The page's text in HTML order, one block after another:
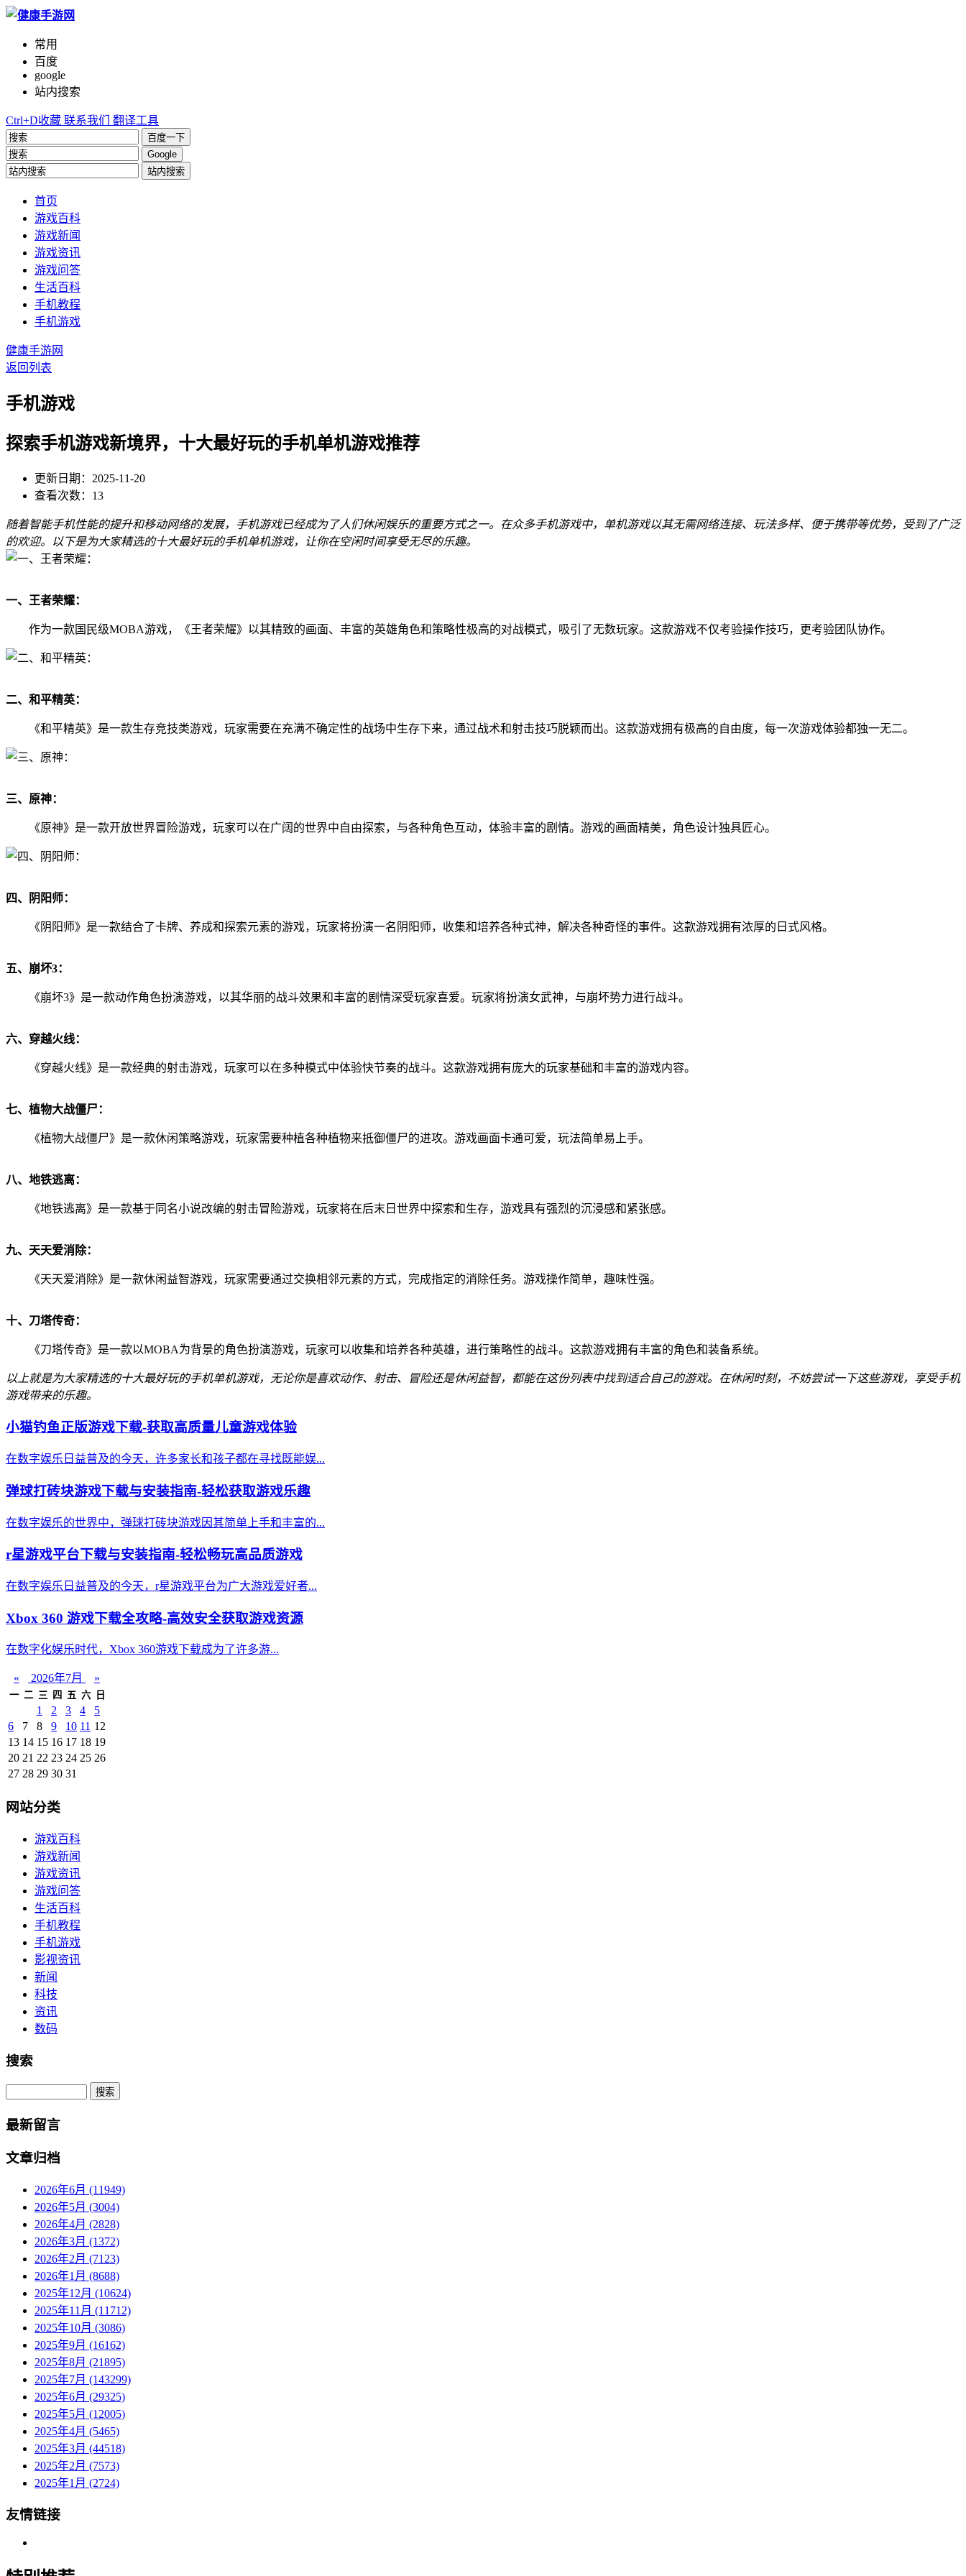
常用
百度
google
站内搜索
Ctrl+D收藏 联系我们 翻译工具
百度一下
Google
站内搜索
首页
游戏百科
游戏新闻
游戏资讯
游戏问答
生活百科
手机教程
手机游戏
健康手游网
返回列表
手机游戏
探索手机游戏新境界，十大最好玩的手机单机游戏推荐
更新日期：2025-11-20
查看次数：13
随着智能手机性能的提升和移动网络的发展，手机游戏已经成为了人们休闲娱乐的重要方式之一。在众多手机游戏中，单机游戏以其无需网络连接、玩法多样、便于携带等优势，受到了广泛
的欢迎。以下是为大家精选的十大最好玩的手机单机游戏，让你在空闲时间享受无尽的乐趣。
一、王者荣耀：
作为一款国民级MOBA游戏，《王者荣耀》以其精致的画面、丰富的英雄角色和策略性极高的对战模式，吸引了无数玩家。这款游戏不仅考验操作技巧，更考验团队协作。
二、和平精英：
《和平精英》是一款生存竞技类游戏，玩家需要在充满不确定性的战场中生存下来，通过战术和射击技巧脱颖而出。这款游戏拥有极高的自由度，每一次游戏体验都独一无二。
三、原神：
《原神》是一款开放世界冒险游戏，玩家可以在广阔的世界中自由探索，与各种角色互动，体验丰富的剧情。游戏的画面精美，角色设计独具匠心。
四、阴阳师：
《阴阳师》是一款结合了卡牌、养成和探索元素的游戏，玩家将扮演一名阴阳师，收集和培养各种式神，解决各种奇怪的事件。这款游戏拥有浓厚的日式风格。
五、崩坏3：
《崩坏3》是一款动作角色扮演游戏，以其华丽的战斗效果和丰富的剧情深受玩家喜爱。玩家将扮演女武神，与崩坏势力进行战斗。
六、穿越火线：
《穿越火线》是一款经典的射击游戏，玩家可以在多种模式中体验快节奏的战斗。这款游戏拥有庞大的玩家基础和丰富的游戏内容。
七、植物大战僵尸：
《植物大战僵尸》是一款休闲策略游戏，玩家需要种植各种植物来抵御僵尸的进攻。游戏画面卡通可爱，玩法简单易上手。
八、地铁逃离：
《地铁逃离》是一款基于同名小说改编的射击冒险游戏，玩家将在后末日世界中探索和生存，游戏具有强烈的沉浸感和紧张感。
九、天天爱消除：
《天天爱消除》是一款休闲益智游戏，玩家需要通过交换相邻元素的方式，完成指定的消除任务。游戏操作简单，趣味性强。
十、刀塔传奇：
《刀塔传奇》是一款以MOBA为背景的角色扮演游戏，玩家可以收集和培养各种英雄，进行策略性的战斗。这款游戏拥有丰富的角色和装备系统。
以上就是为大家精选的十大最好玩的手机单机游戏，无论你是喜欢动作、射击、冒险还是休闲益智，都能在这份列表中找到适合自己的游戏。在休闲时刻，不妨尝试一下这些游戏，享受手机
游戏带来的乐趣。
小猫钓鱼正版游戏下载-获取高质量儿童游戏体验
在数字娱乐日益普及的今天，许多家长和孩子都在寻找既能娱...
弹球打砖块游戏下载与安装指南-轻松获取游戏乐趣
在数字娱乐的世界中，弹球打砖块游戏因其简单上手和丰富的...
r星游戏平台下载与安装指南-轻松畅玩高品质游戏
在数字娱乐日益普及的今天，r星游戏平台为广大游戏爱好者...
Xbox 360 游戏下载全攻略-高效安全获取游戏资源
在数字化娱乐时代，Xbox 360游戏下载成为了许多游...
« 2026年7月 »
一 二 三 四 五 六 日
1 2 3 4
5
6
7 8 9 10 11 12
13 14 15 16 17 18 19
20 21 22 23 24 25 26
27 28 29 30 31
网站分类
游戏百科
游戏新闻
游戏资讯
游戏问答
生活百科
手机教程
手机游戏
影视资讯
新闻
科技
资讯
数码
搜索
Search
最新留言
文章归档
2026年6月 (11949)
2026年5月 (3004)
2026年4月 (2828)
2026年3月 (1372)
2026年2月 (7123)
2026年1月 (8688)
2025年12月 (10624)
2025年11月 (11712)
2025年10月 (3086)
2025年9月 (16162)
2025年8月 (21895)
2025年7月 (143299)
2025年6月 (29325)
2025年5月 (12005)
2025年4月 (5465)
2025年3月 (44518)
2025年2月 (7573)
2025年1月 (2724)
友情链接